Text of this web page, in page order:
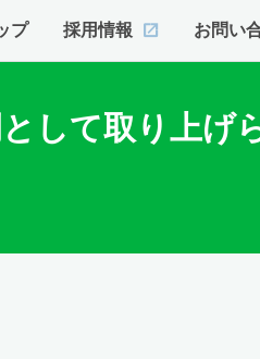
プ 採用情報 お問い
して取り上げ